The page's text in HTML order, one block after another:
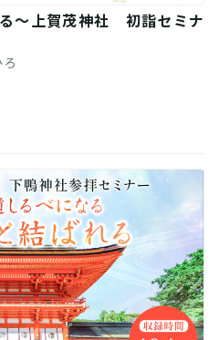
〜上賀茂神社 初詣セミナ